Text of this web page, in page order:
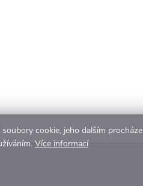
cookie, jeho dalším
Více informací